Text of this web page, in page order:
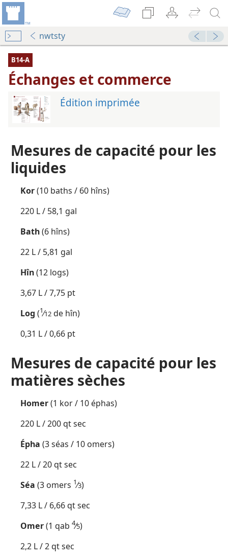
nwtsty
B14-A
Échanges et commerce
Édition imprimée
Mesures de capacité pour les
liquides
Kor(10 baths / 60 hîns)
220 L / 58,1 gal
Bath(6 hîns)
22 L / 5,81 gal
Hîn(12 logs)
3,67 L / 7,75 pt
Log (1⁄12 de hîn)
0,31 L / 0,66 pt
Mesures de capacité pour les
matières sèches
Homer(1 kor / 10 éphas)
220 L / 200 qt sec
Épha (3 séas / 10 omers)
22 L / 20 qt sec
Séa (3 omers 1⁄3)
7,33 L / 6,66 qt sec
Omer(1 qab 4⁄5)
2,2 L / 2 qt sec